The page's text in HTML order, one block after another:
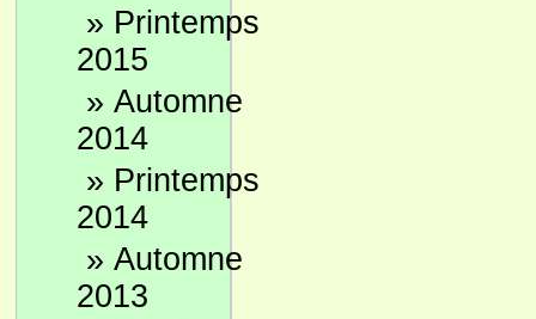
» Printemps
2015
» Automne
2014
» Printemps
2014
» Automne
2013